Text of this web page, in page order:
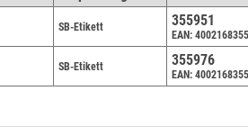
SB-Etikett 355951
EAN:
SB-Etikett 355976
EAN: